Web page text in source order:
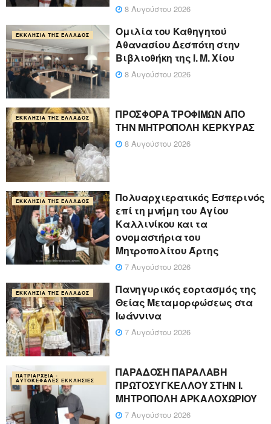
8 Αυγούστου 2026
ΕΚΚΛΗΣΊΑ ΤΗΣ ΕΛΛΆΔΟΣ
Ομιλία του Καθηγητού
Αθανασίου Δεσπότη στην
Βιβλιοθήκη της Ι. Μ. Χίου
8 Αυγούστου 2026
ΕΚΚΛΗΣΊΑ ΤΗΣ ΕΛΛΆΔΟΣ
ΠΡΟΣΦΟΡΑ ΤΡΟΦΙΜΩΝ ΑΠΟ
ΤΗΝ ΜΗΤΡΟΠΟΛΗ ΚΕΡΚΥΡΑΣ
8 Αυγούστου 2026
ΕΚΚΛΗΣΊΑ ΤΗΣ ΕΛΛΆΔΟΣ
Πολυαρχιερατικός Εσπερινός
επί τη μνήμη του Αγίου
Καλλινίκου και τα
ονομαστήρια του
Μητροπολίτου Άρτης
7 Αυγούστου 2026
ΕΚΚΛΗΣΊΑ ΤΗΣ ΕΛΛΆΔΟΣ
Πανηγυρικός εορτασμός της
Θείας Μεταμορφώσεως στα
Ιωάννινα
7 Αυγούστου 2026
ΠΑΤΡΙΑΡΧΕΊΑ -
ΑΥΤΟΚΈΦΑΛΕΣ ΕΚΚΛΗΣΊΕΣ
ΠΑΡΑΔΟΣΗ ΠΑΡΑΛΑΒΗ
ΠΡΩΤΟΣΥΓΚΕΛΛΟΥ ΣΤΗΝ Ι.
ΜΗΤΡΟΠΟΛΗ ΑΡΚΑΛΟΧΩΡΙΟΥ
7 Αυγούστου 2026